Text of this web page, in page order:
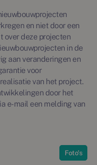
en niet door een
over deze projecten
in de
aan veranderingen en
voor
van het project.
door het
e-mail een melding van
Foto's